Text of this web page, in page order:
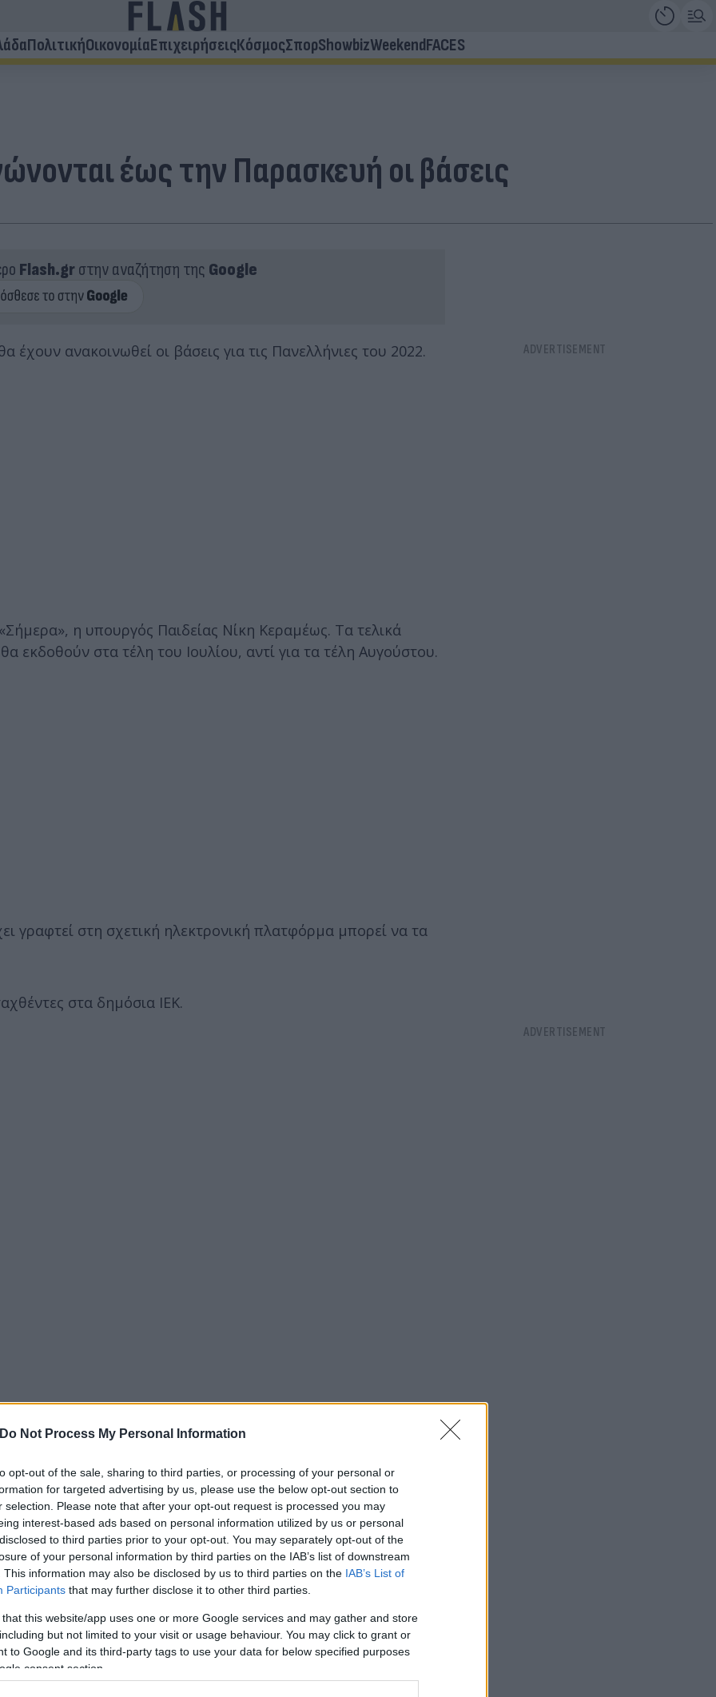
Do Not Process My Personal Information
opt-out of the sale, sharing to third parties, or processing of your personal or
for targeted advertising by us, please use the below opt-out section to
selection. Please note that after your opt-out request is processed you may
interest-based ads based on personal information utilized by us or personal
to third parties prior to your opt-out. You may separately opt-out of the
of your personal information by third parties on the IAB’s list of downstream
This information may also be disclosed by us to third parties on the IAB’s List of
Participants that may further disclose it to other third parties.
that this website/app uses one or more Google services and may gather and store
but not limited to your visit or usage behaviour. You may click to grant or
to Google and its third-party tags to use your data for below specified purposes
consent section.
ΠολιτικήΟικονομίαΕπιχειρήσειςΚόσμοςΣπορShowbizWeekendFACES
έως την Παρασκευή οι βάσεις
Flash.grστην αναζήτηση της Google
έχουν ανακοινωθεί οι βάσεις για τις Πανελλήνιες του 2022.
η υπουργός Παιδείας Νίκη Κεραμέως. Τα τελικά
στα τέλη του Ιουλίου, αντί για τα τέλη Αυγούστου.
γραφτεί στη σχετική ηλεκτρονική πλατφόρμα μπορεί να τα
στα δημόσια ΙΕΚ.